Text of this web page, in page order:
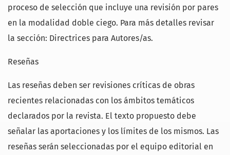
proceso de selección que incluye una revisión por pares
en la modalidad doble ciego. Para más detalles revisar
la sección: Directrices para Autores/as.
Reseñas
Las reseñas deben ser revisiones críticas de obras
recientes relacionadas con los ámbitos temáticos
declarados por la revista. El texto propuesto debe
señalar las aportaciones y los límites de los mismos. Las
reseñas serán seleccionadas por el equipo editorial en